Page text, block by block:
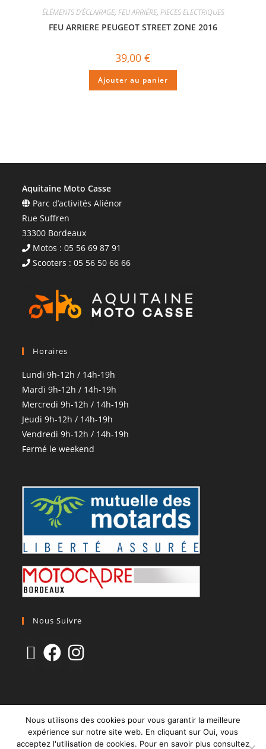
ÉLÉMENTS D'ÉCLAIRAGE, FEU ARRIÈRE, PIECES ELECTRIQUES
FEU ARRIERE PEUGEOT STREET ZONE 2016
39,00 €
Ajouter au panier
Aquitaine Moto Casse
Parc d’activités Aliénor
Rue Suffren
33300 Bordeaux
Motos : 05 56 69 87 91
Scooters : 05 56 50 66 66
Horaires
Lundi 9h-12h / 14h-19h
Mardi 9h-12h / 14h-19h
Mercredi 9h-12h / 14h-19h
Jeudi 9h-12h / 14h-19h
Vendredi 9h-12h / 14h-19h
Fermé le weekend
Nous Suivre
CGV Mentions Légales
Paiement Sécurisé & Livraison
Politique de confidentialité
Nous utilisons des cookies pour vous garantir la meilleure
expérience sur notre site web. En cliquant sur Oui, vous
acceptez l'utilisation de cookies. Pour en savoir plus consultez